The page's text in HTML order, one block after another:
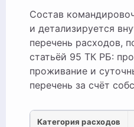
Состав
и детализируется
перечень расходов,
статьёй 95 ТК РБ:
проживание и
перечень за счёт
Категория расходов